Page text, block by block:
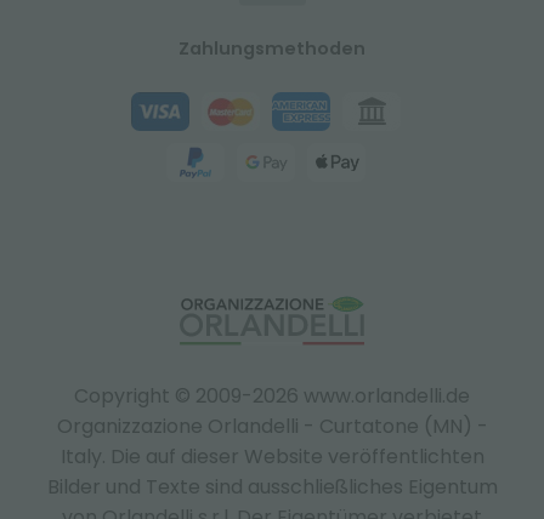
Copyright © 2009-2026 www.orlandelli.de
Organizzazione Orlandelli - Curtatone (MN) -
Italy. Die auf dieser Website veröffentlichten
Bilder und Texte sind ausschließliches Eigentum
Zahlungsmethoden